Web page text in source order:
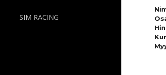
SIM RACING